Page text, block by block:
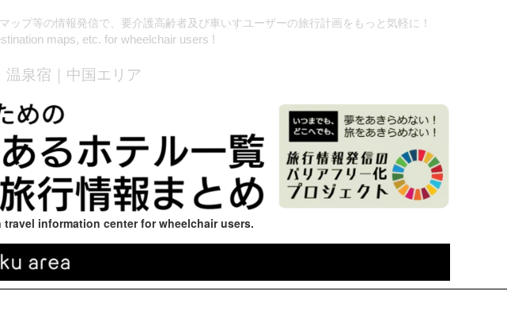
プ等の情報発信で、要介護高齢者及び車いすユーザーの旅行計画をもっと気軽に！
maps, etc. for wheelchair users !
泉宿｜中国エリア
information center for wheelchair users.